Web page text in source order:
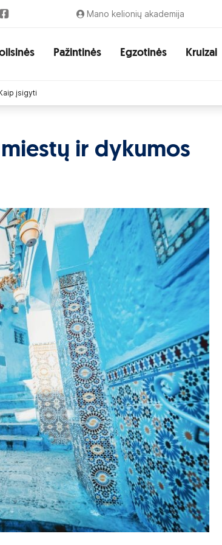
Mano kelionių akademija
Pažintinės Egzotinės Kruizai
ir dykumos
įsigyti